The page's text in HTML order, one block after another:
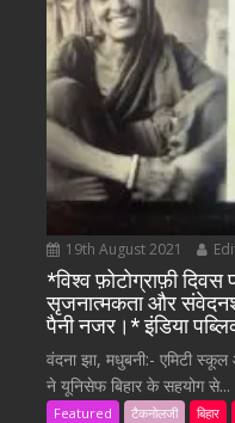
19th August 2021
*विश्व फ़ोटोग्राफ़ी
सृजनात्मकता और
पैनी नजर।* इंडिया
वंदना झा, मधुबनी:- एमिटी
ने यूनिसेफ बिहार के सहयोग से...
Featured टैकनोलजी बिहार